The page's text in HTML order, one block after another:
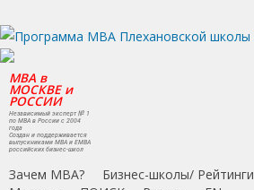
to
main
content
MBA в
МОСКВЕ и
РОССИИ
Независимый эксперт № 1
по MBA в России с 2004
года
Создан и поддерживается
выпускниками MBA и EMBA
российских бизнес-школ
Зачем MBA? Бизнес-школы/ Рейтинги